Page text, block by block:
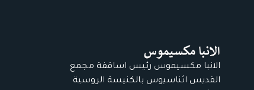
الانبا مكسيموس رئيس اساقفة مجمع
القديس اثناسيوس بالكنيسة الروسية